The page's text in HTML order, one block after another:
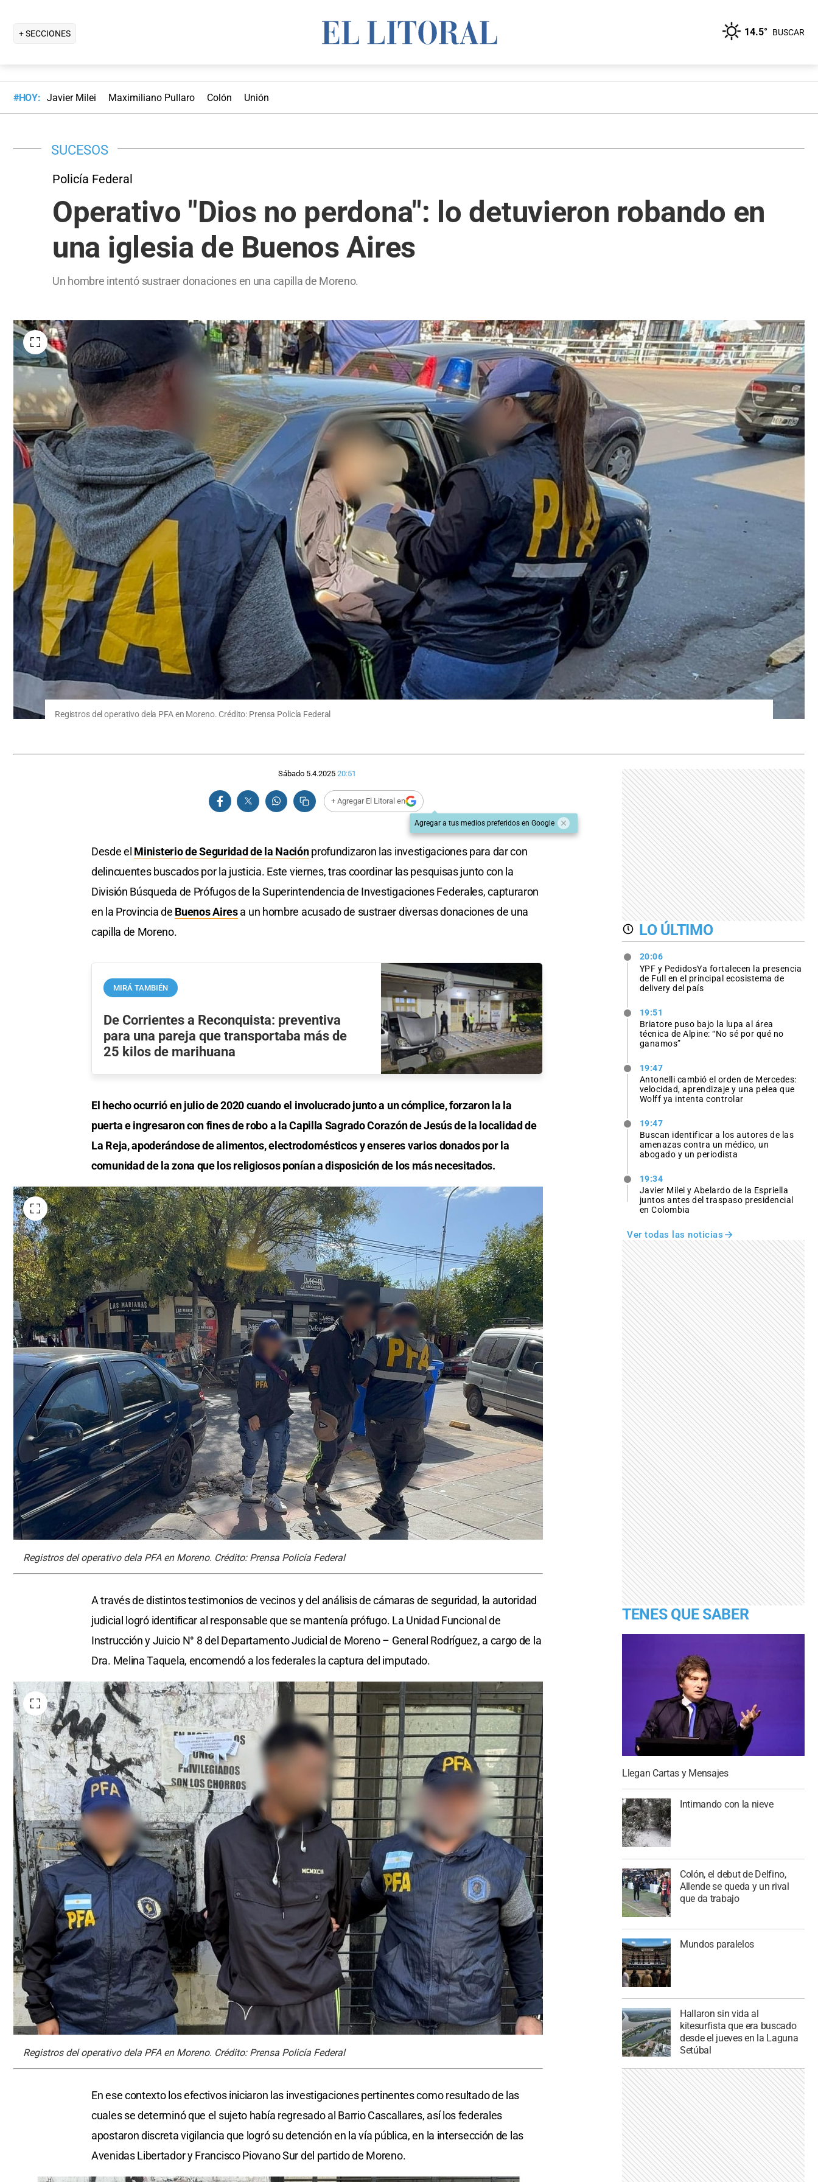
+ SECCIONES 14.5° BUSCAR
#HOY: Javier Milei Maximiliano Pullaro Colón Unión
SUCESOS
Policía Federal
Operativo "Dios no perdona": lo detuvieron robando en
una iglesia de Buenos Aires
Un hombre intentó sustraer donaciones en una capilla de Moreno.
Registros del operativo dela PFA en Moreno. Crédito: Prensa Policía Federal
Sábado 5.4.2025 20:51
+ Agregar El Litoral en
Agregar a tus medios preferidos en Google
Desde el Ministerio de Seguridad de la Naciónprofundizaron las investigaciones para dar con
delincuentes buscados por la justicia. Este viernes, tras coordinar las pesquisas junto con la
División Búsqueda de Prófugos de la Superintendencia de Investigaciones Federales, capturaron
en la Provincia de Buenos Airesa un hombre acusado de sustraer diversas donaciones de una
capilla de Moreno.
MIRÁ TAMBIÉN
De Corrientes a Reconquista: preventiva
para una pareja que transportaba más de
25 kilos de marihuana
El hecho ocurrió en julio de 2020 cuando el involucrado junto a un cómplice, forzaron la la
puerta e ingresaron con fines de robo a la Capilla Sagrado Corazón de Jesús de la localidad de
La Reja, apoderándose de alimentos, electrodomésticos y enseres varios donados por la
comunidad de la zona que los religiosos ponían a disposición de los más necesitados.
Registros del operativo dela PFA en Moreno. Crédito: Prensa Policía Federal
A través de distintos testimonios de vecinos y del análisis de cámaras de seguridad, la autoridad
judicial logró identificar al responsable que se mantenía prófugo. La Unidad Funcional de
Instrucción y Juicio N° 8 del Departamento Judicial de Moreno – General Rodríguez, a cargo de la
Dra. Melina Taquela, encomendó a los federales la captura del imputado.
Registros del operativo dela PFA en Moreno. Crédito: Prensa Policía Federal
En ese contexto los efectivos iniciaron las investigaciones pertinentes como resultado de las
cuales se determinó que el sujeto había regresado al Barrio Cascallares, así los federales
apostaron discreta vigilancia que logró su detención en la vía pública, en la intersección de las
Avenidas Libertador y Francisco Piovano Sur del partido de Moreno.
LO ÚLTIMO
20:06
YPF y PedidosYa fortalecen la presencia
de Full en el principal ecosistema de
delivery del país
19:51
Briatore puso bajo la lupa al área
técnica de Alpine: “No sé por qué no
ganamos”
19:47
Antonelli cambió el orden de Mercedes:
velocidad, aprendizaje y una pelea que
Wolff ya intenta controlar
19:47
Buscan identificar a los autores de las
amenazas contra un médico, un
abogado y un periodista
19:34
Javier Milei y Abelardo de la Espriella
juntos antes del traspaso presidencial
en Colombia
Ver todas las noticias
TENES QUE SABER
Llegan Cartas y Mensajes
Intimando con la nieve
Colón, el debut de Delfino,
Allende se queda y un rival
que da trabajo
Mundos paralelos
Hallaron sin vida al
kitesurfista que era buscado
desde el jueves en la Laguna
Setúbal